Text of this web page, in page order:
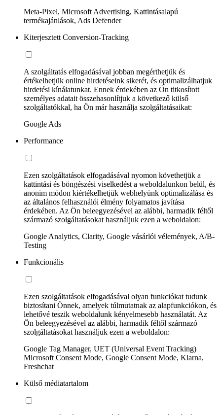
Meta-Pixel, Microsoft Advertising, Kattintásalapú
termékajánlások, Ads Defender
Kiterjesztett Conversion-Tracking
A szolgáltatás elfogadásával jobban megérthetjük és
értékelhetjük online hirdetéseink sikerét, és optimalizálhatjuk
hirdetési kínálatunkat. Ennek érdekében az Ön titkosított
személyes adatait összehasonlítjuk a következő külső
szolgáltatókkal, ha Ön már használja szolgáltatásaikat:
Google Ads
Performance
Ezen szolgáltatások elfogadásával nyomon követhetjük a
kattintási és böngészési viselkedést a weboldalunkon belül, és
anonim módon kiértékelhetjük webhelyünk optimalizálása és
az általános felhasználói élmény folyamatos javítása
érdekében. Az Ön beleegyezésével az alábbi, harmadik féltől
származó szolgáltatásokat használjuk ezen a weboldalon:
Google Analytics, Clarity, Google vásárlói vélemények, A/B-
Testing
Funkcionális
Ezen szolgáltatások elfogadásával olyan funkciókat tudunk
biztosítani Önnek, amelyek túlmutatnak az alapfunkciókon, és
lehetővé teszik weboldalunk kényelmesebb használatát. Az
Ön beleegyezésével az alábbi, harmadik féltől származó
szolgáltatásokat használjuk ezen a weboldalon:
Google Tag Manager, UET (Universal Event Tracking)
Microsoft Consent Mode, Google Consent Mode, Klarna,
Freshchat
Külső médiatartalom